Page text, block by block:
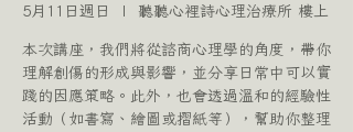
5月11日週日
  |
聽聽心裡詩心理治療所 樓上
本次講座，我們將從諮商心理學的角度，帶你
理解創傷的形成與影響，並分享日常中可以實
踐的因應策略。此外，也會透過溫和的經驗性
活動（如書寫、繪圖或摺紙等），幫助你整理